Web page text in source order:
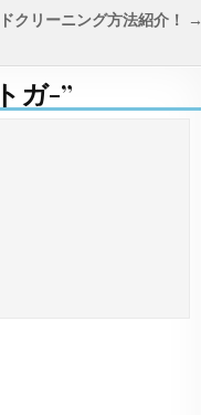
クリーニング方法紹介！ →
ガ-”